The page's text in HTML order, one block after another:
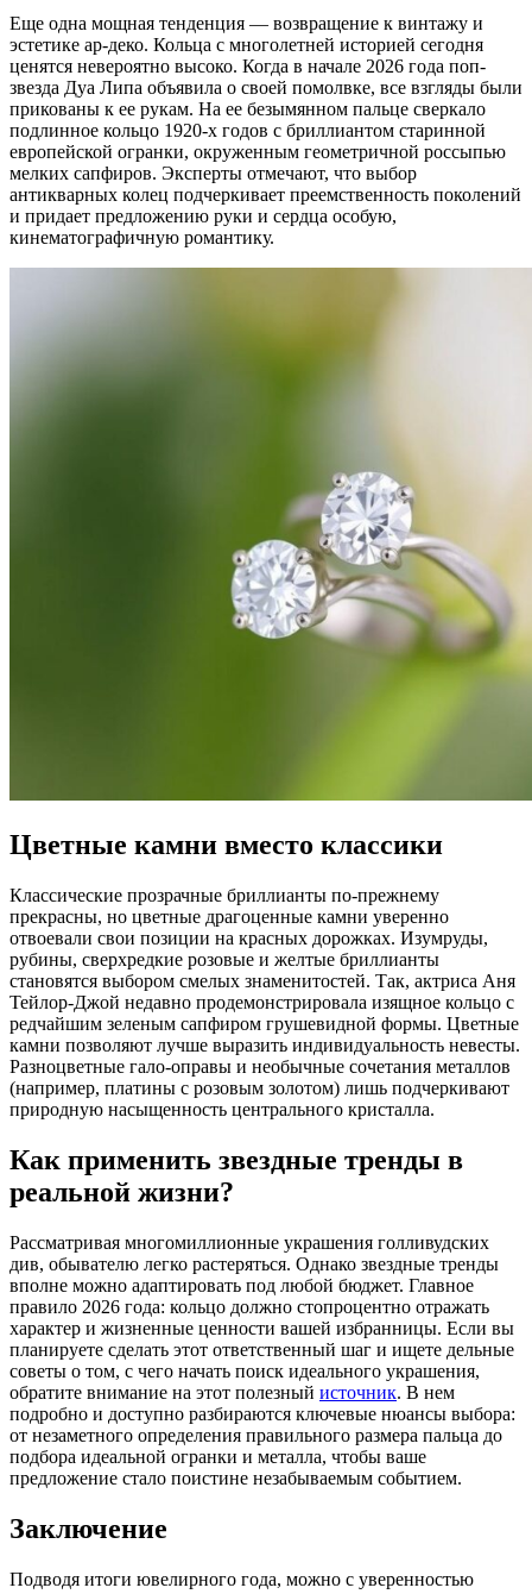
Еще одна мощная тенденция — возвращение к винтажу и
эстетике ар-деко. Кольца с многолетней историей сегодня
ценятся невероятно высоко. Когда в начале 2026 года поп-
звезда Дуа Липа объявила о своей помолвке, все взгляды были
прикованы к ее рукам. На ее безымянном пальце сверкало
подлинное кольцо 1920-х годов с бриллиантом старинной
европейской огранки, окруженным геометричной россыпью
мелких сапфиров. Эксперты отмечают, что выбор
антикварных колец подчеркивает преемственность поколений
и придает предложению руки и сердца особую,
кинематографичную романтику.
Цветные камни вместо классики
Классические прозрачные бриллианты по-прежнему
прекрасны, но цветные драгоценные камни уверенно
отвоевали свои позиции на красных дорожках. Изумруды,
рубины, сверхредкие розовые и желтые бриллианты
становятся выбором смелых знаменитостей. Так, актриса Аня
Тейлор-Джой недавно продемонстрировала изящное кольцо с
редчайшим зеленым сапфиром грушевидной формы. Цветные
камни позволяют лучше выразить индивидуальность невесты.
Разноцветные гало-оправы и необычные сочетания металлов
(например, платины с розовым золотом) лишь подчеркивают
природную насыщенность центрального кристалла.
Как применить звездные тренды в
реальной жизни?
Рассматривая многомиллионные украшения голливудских
див, обывателю легко растеряться. Однако звездные тренды
вполне можно адаптировать под любой бюджет. Главное
правило 2026 года: кольцо должно стопроцентно отражать
характер и жизненные ценности вашей избранницы. Если вы
планируете сделать этот ответственный шаг и ищете дельные
советы о том, с чего начать поиск идеального украшения,
обратите внимание на этот полезный источник. В нем
подробно и доступно разбираются ключевые нюансы выбора:
от незаметного определения правильного размера пальца до
подбора идеальной огранки и металла, чтобы ваше
предложение стало поистине незабываемым событием.
Заключение
Подводя итоги ювелирного года, можно с уверенностью